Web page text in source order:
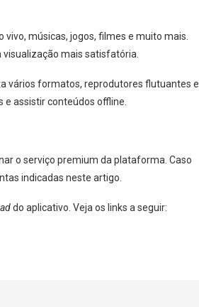
músicas, jogos, filmes e muito mais.
mais satisfatória.
vários formatos, reprodutores flutuantes e
e assistir conteúdos offline.
o serviço premium da plataforma. Caso
indicadas neste artigo.
do aplicativo. Veja os links a seguir: